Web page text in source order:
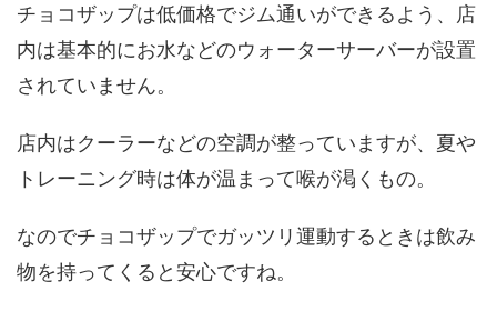
チョコザップは低価格でジム通いができるよう、店
内は基本的にお水などのウォーターサーバーが設置
されていません。
店内はクーラーなどの空調が整っていますが、夏や
トレーニング時は体が温まって喉が渇くもの。
なのでチョコザップでガッツリ運動するときは飲み
物を持ってくると安心ですね。